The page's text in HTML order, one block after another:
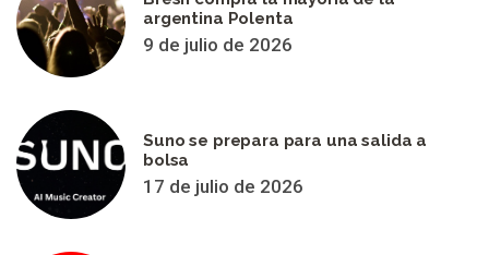
argentina Polenta
9 de julio de 2026
Suno se prepara para una salida a
bolsa
17 de julio de 2026